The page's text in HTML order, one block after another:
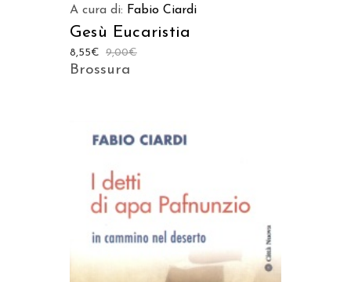
A cura di: Fabio Ciardi
Gesù Eucaristia
9,00€
8,55€
Brossura